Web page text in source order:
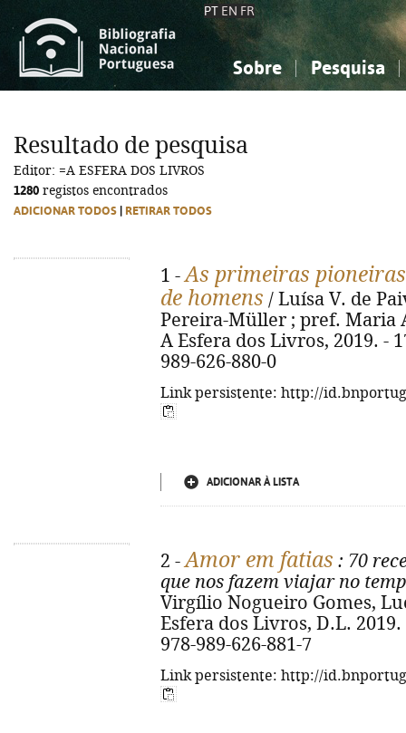
PT EN FR
Sobre Pesquisa
Ciências sociais...
Ciências sociais...
Resultado de pesquisa
Editor: =A ESFERA DOS LIVROS
1280 registos encontrados
ADICIONAR TODOS RETIRAR TODOS
1 -As primeiras
de homens / Luísa V. de
Pereira-Müller ; pref. Maria
A Esfera dos Livros, 2019. -
989-626-880-0
Link persistente: http://
ADICIONAR À LISTA
2 -Amor em fatias : 70
que nos fazem viajar no
Virgílio Nogueiro Gomes,
Esfera dos Livros, D.L.
978-989-626-881-7
Link persistente: http://